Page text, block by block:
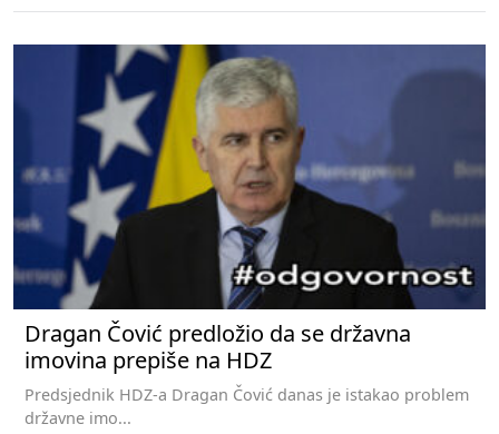
Dragan Čović predložio da se državna
imovina prepiše na HDZ
Predsjednik HDZ-a Dragan Čović danas je istakao problem
državne imo...